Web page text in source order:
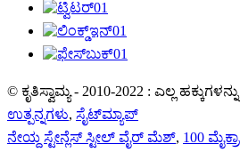
© ಕೃತಿಸ್ವಾಮ್ಯ - 2010-2022 : ಎಲ್ಲ
ಉತ್ಪನ್ನಗಳು, ಸೈಟ್‌ಮ್ಯಾಪ್
ನೇಯ್ದ ಸ್ಟೇನ್ಲೆಸ್ ಸ್ಟೀಲ್ ವೈರ್ ಮೆಶ್, 100